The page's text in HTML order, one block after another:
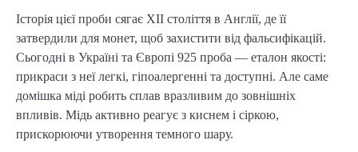
Історія цієї проби сягає XII століття в Англії, де її
затвердили для монет, щоб захистити від фальсифікацій.
Сьогодні в Україні та Європі 925 проба — еталон якості:
прикраси з неї легкі, гіпоалергенні та доступні. Але саме
домішка міді робить сплав вразливим до зовнішніх
впливів. Мідь активно реагує з киснем і сіркою,
прискорюючи утворення темного шару.